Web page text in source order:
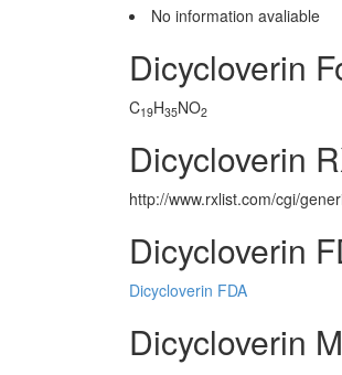
No information avaliable
Dicycloverin
C19H35NO2
Dicycloverin
http://www.rxlist.com/cgi/
Dicycloverin
Dicycloverin FDA
Dicycloverin